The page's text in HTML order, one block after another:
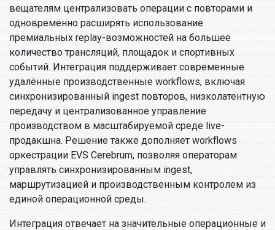
вещателям централизовать операции с повторами и
одновременно расширять использование
премиальных replay-возможностей на большее
количество трансляций, площадок и спортивных
событий. Интеграция поддерживает современные
удалённые производственные workflows, включая
синхронизированный ingest повторов, низколатентную
передачу и централизованное управление
производством в масштабируемой среде live-
продакшна. Решение также дополняет workflows
оркестрации EVS Cerebrum, позволяя операторам
управлять синхронизированным ingest,
маршрутизацией и производственным контролем из
единой операционной среды.
Интеграция отвечает на значительные операционные и